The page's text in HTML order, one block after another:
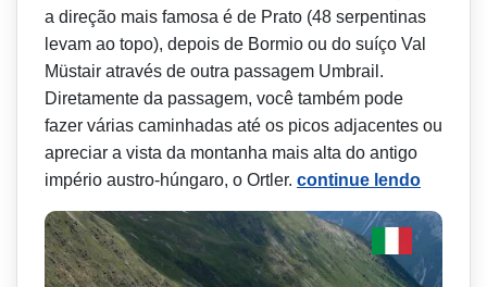
a direção mais famosa é de Prato (48 serpentinas
levam ao topo), depois de Bormio ou do suíço Val
Müstair através de outra passagem Umbrail.
Diretamente da passagem, você também pode
fazer várias caminhadas até os picos adjacentes ou
apreciar a vista da montanha mais alta do antigo
império austro-húngaro, o Ortler. continue lendo